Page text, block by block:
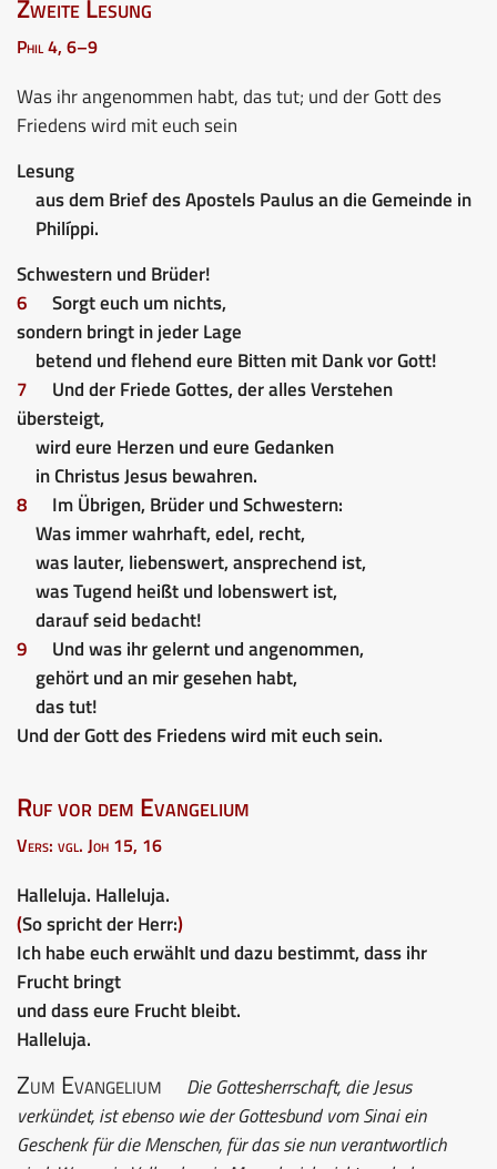
Zweite Lesung
Phil 4, 6–9
Was ihr angenommen habt, das tut; und der Gott des
Friedens wird mit euch sein
Lesung
aus dem Brief des Apostels Paulus an die Gemeinde in
Philíppi.
Schwestern und Brüder!
6
Sorgt euch um nichts,
sondern bringt in jeder Lage
betend und flehend eure Bitten mit Dank vor Gott!
7
Und der Friede Gottes, der alles Verstehen
übersteigt,
wird eure Herzen und eure Gedanken
in Christus Jesus bewahren.
8
Im Übrigen, Brüder und Schwestern:
Was immer wahrhaft, edel, recht,
was lauter, liebenswert, ansprechend ist,
was Tugend heißt und lobenswert ist,
darauf seid bedacht!
9
Und was ihr gelernt und angenommen,
gehört und an mir gesehen habt,
das tut!
Und der Gott des Friedens wird mit euch sein.
Ruf vor dem Evangelium
Vers: vgl. Joh 15, 16
Halleluja. Halleluja.
(So spricht der Herr:)
Ich habe euch erwählt und dazu bestimmt, dass ihr
Frucht bringt
und dass eure Frucht bleibt.
Halleluja.
Zum Evangelium
Die Gottesherrschaft, die Jesus
verkündet, ist ebenso wie der Gottesbund vom Sinai ein
Geschenk für die Menschen, für das sie nun verantwortlich